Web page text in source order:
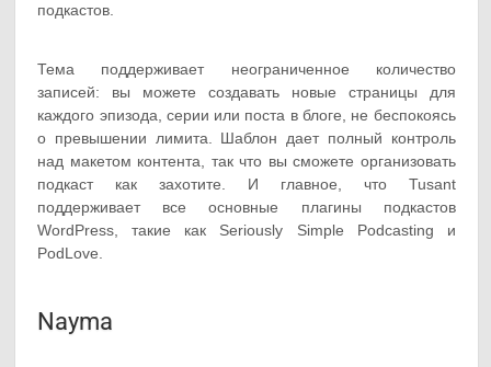
подкастов.
Тема поддерживает неограниченное количество
записей: вы можете создавать новые страницы для
каждого эпизода, серии или поста в блоге, не беспокоясь
о превышении лимита. Шаблон дает полный контроль
над макетом контента, так что вы сможете организовать
подкаст как захотите. И главное, что Tusant
поддерживает все основные плагины подкастов
WordPress, такие как Seriously Simple Podcasting и
PodLove.
Nayma